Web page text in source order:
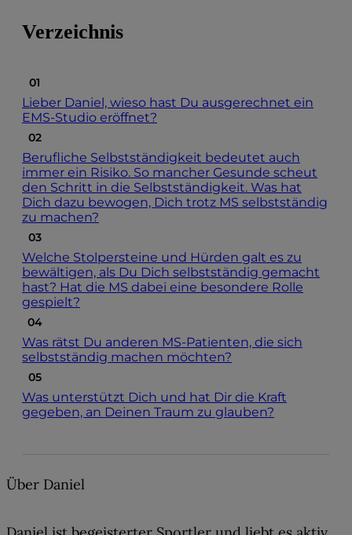
Verzeichnis
Lieber Daniel, wieso hast Du ausgerechnet ein
EMS-Studio eröffnet?
Berufliche Selbstständigkeit bedeutet auch
immer ein Risiko. So mancher Gesunde scheut
den Schritt in die Selbstständigkeit. Was hat
Dich dazu bewogen, Dich trotz MS selbstständig
zu machen?
Welche Stolpersteine und Hürden galt es zu
bewältigen, als Du Dich selbstständig gemacht
hast? Hat die MS dabei eine besondere Rolle
gespielt?
Was rätst Du anderen MS-Patienten, die sich
selbstständig machen möchten?
Was unterstützt Dich und hat Dir die Kraft
gegeben, an Deinen Traum zu glauben?
Über Daniel